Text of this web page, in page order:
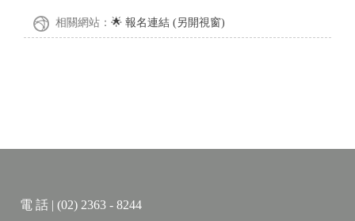
相關網站： 🌟 報名連結 (另開視窗)
電 話 | (02) 2363 - 8244